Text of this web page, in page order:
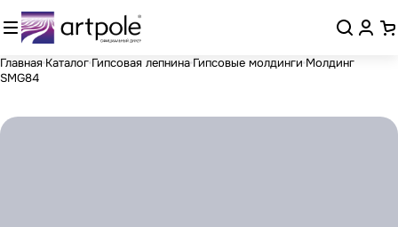
Главная Каталог Гипсовая лепнина Гипсовые молдинги Молдинг
SMG84